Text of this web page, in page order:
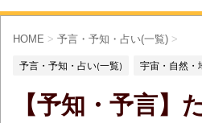
HOME > 予言・予知・占い(一覧) >
予言・予知・占い(一覧) 宇宙・自然・
【予知・予言】